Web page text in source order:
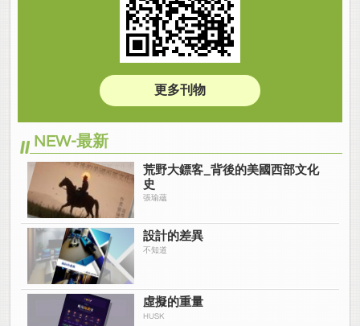
更多刊物
NEW-最新
荒野大鏢客_背後的美國西部文化
史
張瑜蘊
設計的差異
不知道
虛擬的重量
HUSK